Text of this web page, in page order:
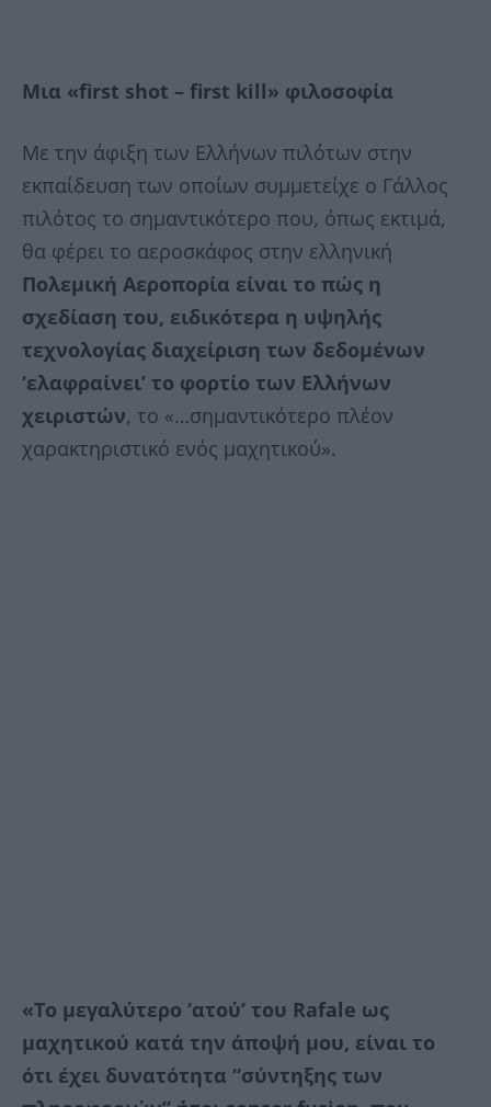
Μια «first shot – first kill» φιλοσοφία
Με την άφιξη των Ελλήνων πιλότων στην
εκπαίδευση των οποίων συμμετείχε ο Γάλλος
πιλότος το σημαντικότερο που, όπως εκτιμά,
θα φέρει το αεροσκάφος στην ελληνική
Πολεμική Αεροπορία είναι το πώς η
σχεδίαση του, ειδικότερα η υψηλής
τεχνολογίας διαχείριση των δεδομένων
‘ελαφραίνει’ το φορτίο των Ελλήνων
χειριστών, το «…σημαντικότερο πλέον
χαρακτηριστικό ενός μαχητικού».
«Το μεγαλύτερο ‘ατού’ του Rafale ως
μαχητικού κατά την άποψή μου, είναι το
ότι έχει δυνατότητα “σύντηξης των